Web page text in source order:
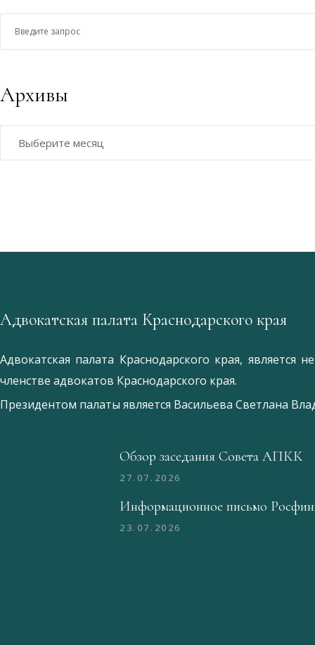
Архивы
Адвокатская палата Краснодарского края
Адвокатская палата Краснодарского края, является
членстве адвокатов Краснодарского края.
Президентом палаты является Ваcильева Светлана
Обзор заседания Совета АПКК
27.07.2026
Информационное письмо
23.07.2026